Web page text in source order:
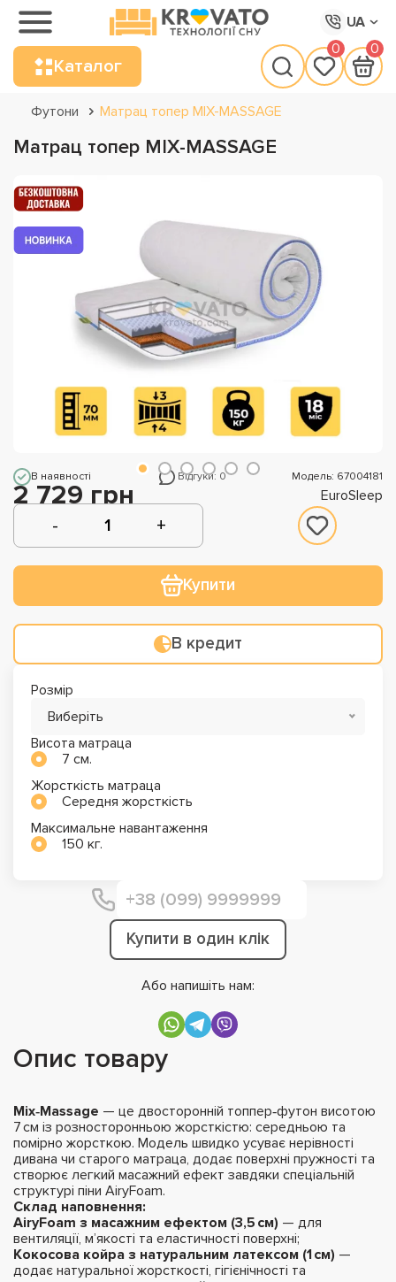
UA
Каталог
0 0
Футони Матрац топер MIX-MASSAGE
Матрац топер MIX-MASSAGE
В наявності Відгуки: 0 Модель: 67004181
2 729 грн EuroSleep
Купити
В кредит
Розмір
Виберіть
Висота матраца
7 см.
Жорсткість матраца
Середня жорсткість
Максимальне навантаження
150 кг.
Купити в один клік
Або напишіть нам:
Опис товару
Mix‑Massage — це двосторонній топпер‑футон висотою
7 см із розносторонньою жорсткістю: середньою та
помірно жорсткою. Модель швидко усуває нерівності
дивана чи старого матраца, додає поверхні пружності та
створює легкий масажний ефект завдяки спеціальній
структурі піни AiryFoam.
Склад наповнення:
AiryFoam з масажним ефектом (3,5 см) — для
вентиляції, м’якості та еластичності поверхні;
Кокосова койра з натуральним латексом (1 см) —
додає натуральної жорсткості, гігієнічності та